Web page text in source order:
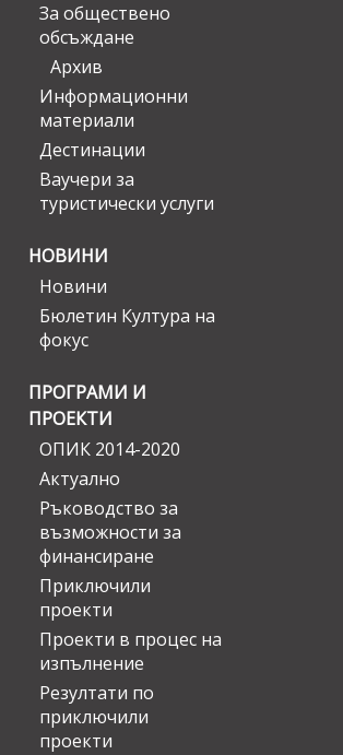
За обществено
обсъждане
Архив
Информационни
материали
Дестинации
Ваучери за
туристически услуги
НОВИНИ
Новини
Бюлетин Култура на
фокус
ПРОГРАМИ И
ПРОЕКТИ
ОПИК 2014-2020
Актуално
Ръководство за
възможности за
финансиране
Приключили
проекти
Проекти в процес на
изпълнение
Резултати по
приключили
проекти